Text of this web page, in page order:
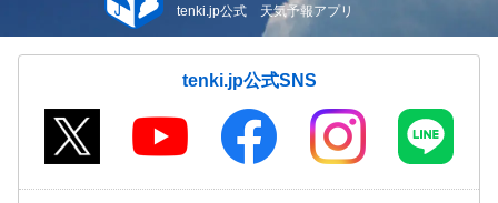
tenki.jp公式 天気予報アプリ
tenki.jp公式SNS